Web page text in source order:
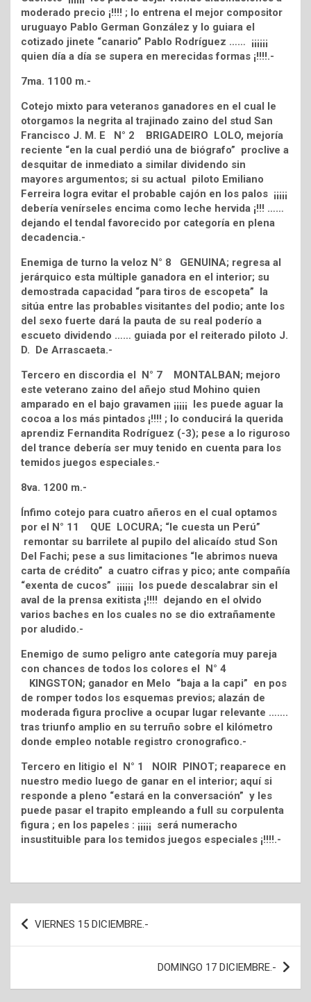
moderado precio ¡!!!! ; lo entrena el mejor compositor
uruguayo Pablo German González y lo guiara el
cotizado jinete “canario” Pablo Rodríguez …… ¡¡¡¡¡¡
quien día a día se supera en merecidas formas ¡!!!!.-
7ma. 1100 m.-
Cotejo mixto para veteranos ganadores en el cual le
otorgamos la negrita al trajinado zaino del stud San
Francisco J. M. E N° 2 BRIGADEIRO LOLO, mejoría
reciente “en la cual perdió una de biógrafo” proclive a
desquitar de inmediato a similar dividendo sin
mayores argumentos; si su actual piloto Emiliano
Ferreira logra evitar el probable cajón en los palos ¡¡¡¡¡
debería venírseles encima como leche hervida ¡!!! ……
dejando el tendal favorecido por categoría en plena
decadencia.-
Enemiga de turno la veloz N° 8 GENUINA; regresa al
jerárquico esta múltiple ganadora en el interior; su
demostrada capacidad “para tiros de escopeta” la
sitúa entre las probables visitantes del podio; ante los
del sexo fuerte dará la pauta de su real poderío a
escueto dividendo …… guiada por el reiterado piloto J.
D. De Arrascaeta.-
Tercero en discordia el N° 7 MONTALBAN; mejoro
este veterano zaino del añejo stud Mohino quien
amparado en el bajo gravamen ¡¡¡¡¡ les puede aguar la
cocoa a los más pintados ¡!!!! ; lo conducirá la querida
aprendiz Fernandita Rodríguez (-3); pese a lo riguroso
del trance debería ser muy tenido en cuenta para los
temidos juegos especiales.-
8va. 1200 m.-
Ínfimo cotejo para cuatro añeros en el cual optamos
por el N° 11 QUE LOCURA; “le cuesta un Perú”
remontar su barrilete al pupilo del alicaído stud Son
Del Fachi; pese a sus limitaciones “le abrimos nueva
carta de crédito” a cuatro cifras y pico; ante compañía
“exenta de cucos” ¡¡¡¡¡¡ los puede descalabrar sin el
aval de la prensa exitista ¡!!!! dejando en el olvido
varios baches en los cuales no se dio extrañamente
por aludido.-
Enemigo de sumo peligro ante categoría muy pareja
con chances de todos los colores el N° 4
KINGSTON; ganador en Melo “baja a la capi” en pos
de romper todos los esquemas previos; alazán de
moderada figura proclive a ocupar lugar relevante …….
tras triunfo amplio en su terruño sobre el kilómetro
donde empleo notable registro cronografico.-
Tercero en litigio el N° 1 NOIR PINOT; reaparece en
nuestro medio luego de ganar en el interior; aquí si
responde a pleno “estará en la conversación” y les
puede pasar el trapito empleando a full su corpulenta
figura ; en los papeles : ¡¡¡¡¡ será numeracho
insustituible para los temidos juegos especiales ¡!!!!.-
Navegación
de
VIERNES 15 DICIEMBRE.-
DOMINGO 17 DICIEMBRE.-